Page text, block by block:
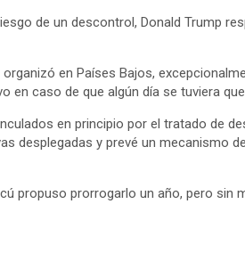
de un descontrol, Donald Trump
en Países Bajos,
en caso de que algún día se tuviera
en principio por el tratado de
desplegadas y prevé un mecanismo
propuso prorrogarlo un año, pero sin